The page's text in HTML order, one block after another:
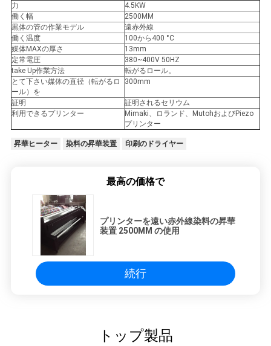
す
べ
て
の
場
合
NEWS
力
4.5KW
働く幅
2500MM
黒体の管の作業モデル
遠赤外線
働く温度
100から400 °C
媒体MAXの厚さ
13mm
定常電圧
380~400V 50HZ
take Up作業方法
転がるロール。
とて下さい媒体の直径（転がるロ
ール）を
300mm
証明
証明されるセリウム
利用できるプリンター
Mimaki、ロランド、MutohおよびPiezo
プリンター
昇華ヒーター 染料の昇華装置 印刷のドライヤー
最高の価格で
プリンターを遠い赤外線染料の昇華
装置 2500MM の使用
続行
トップ製品